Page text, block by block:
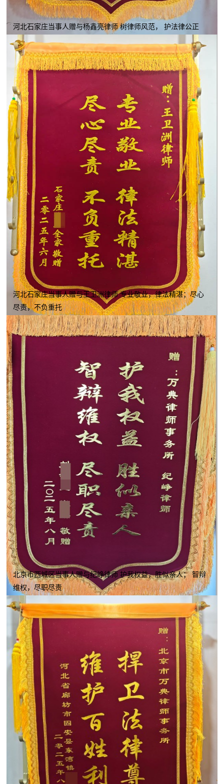
河北石家庄当事人赠与杨鑫亮律师 树律师风范， 护法律公正
河北石家庄当事人赠与王卫洲律师 专业敬业，律法精湛；尽心
尽责，不负重托
北京市西城区当事人赠与纪峥律师 护我权益，胜似亲人； 智辩
维权，尽职尽责